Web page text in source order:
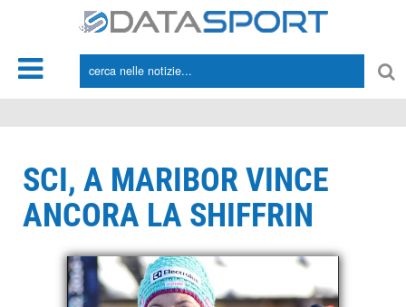
SCI, A MARIBOR VINCE
ANCORA LA SHIFFRIN